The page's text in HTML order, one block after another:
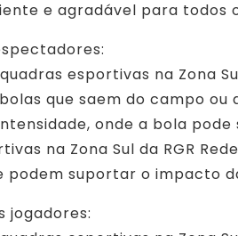
e agradável para todos
esportivas na Zona
que saem do campo
onde a bola
na Zona Sul da RGR
podem suportar o impacto
jogadores: